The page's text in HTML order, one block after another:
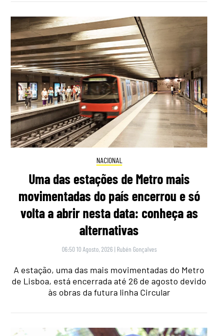
NACIONAL
Uma das estações de Metro mais
movimentadas do país encerrou e só
volta a abrir nesta data: conheça as
alternativas
06:50 10 Agosto, 2026 | Rubén Gonçalves
A estação, uma das mais movimentadas do Metro
de Lisboa, está encerrada até 26 de agosto devido
às obras da futura linha Circular